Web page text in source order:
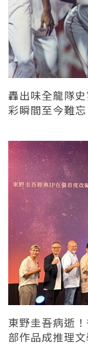
轟出味全龍隊
彩瞬間至今難忘
東野圭吾病逝
部作品成推理